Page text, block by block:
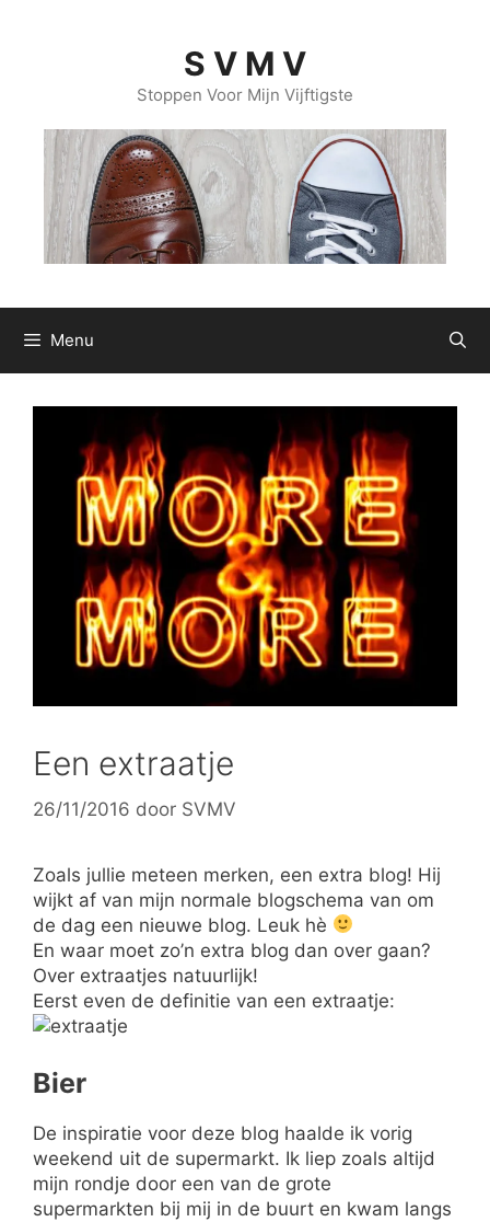
S V M V
Stoppen Voor Mijn Vijftigste
Menu
Een extraatje
26/11/2016 door SVMV
Zoals jullie meteen merken, een extra blog! Hij
wijkt af van mijn normale blogschema van om
de dag een nieuwe blog. Leuk hè
En waar moet zo’n extra blog dan over gaan?
Over extraatjes natuurlijk!
Eerst even de definitie van een extraatje:
Bier
De inspiratie voor deze blog haalde ik vorig
weekend uit de supermarkt. Ik liep zoals altijd
mijn rondje door een van de grote
supermarkten bij mij in de buurt en kwam langs